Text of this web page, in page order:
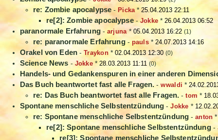
re: Zombie apocalypse - Picka*25.04.2013 22:11
re[2]: Zombie apocalypse-Jokke *26.04.2013 06:52
paranormale Erfahrung- arjuna* 05.04.2013 16:22 (1)
re: paranormale Erfahrung- pauls *24.07.2013 14:16
Orakel von Eden -Traykon* 02.04.2013 12:30 (0)
Science News -Jokke* 28.03.2013 11:11 (0)
Handels- und Gedankenspuren in einer anderen
Das Buch beantwortet fast alle Fragen.-wwaldi *
re: Das Buch beantwortet fast alle Fragen. -tom*
Spontane menschliche Selbstentzündung -Jokke *
re: Spontane menschliche Selbstentzündung -anton
re[2]: Spontane menschliche Selbstentzündung-
re[3]: Spontane menschliche